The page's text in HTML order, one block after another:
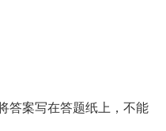
案写在答题纸上，不能